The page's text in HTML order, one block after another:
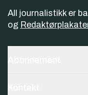
All journalistikk er
og